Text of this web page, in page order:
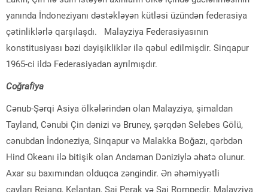
yanında İndoneziyanı dəstəkləyən kütləsi üzündən federasiya
çətinliklərlə qarşılaşdı. Malayziya Federasiyasının
konstitusiyası bəzi dəyişikliklər ilə qəbul edilmişdir. Sinqapur
1965-ci ildə Federasiyadan ayrılmışdır.
Coğrafiya
Cənub-Şərqi Asiya ölkələrindən olan Malayziya, şimaldan
Tayland, Cənubi Çin dənizi və Bruney, şərqdən Selebes Gölü,
cənubdan İndoneziya, Sinqapur və Malakka Boğazı, qərbdən
Hind Okeanı ilə bitişik olan Andaman Dəniziylə əhatə olunur.
Axar su baxımından olduqca zəngindir. Ən əhəmiyyətli
çayları Rejang, Kelantan, Sai Perak və Sai Rompedir. Malayziya